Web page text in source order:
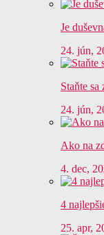
Je
24. jún,
Staňte
24. jún,
Ako na
4. dec,
4
25. apr,